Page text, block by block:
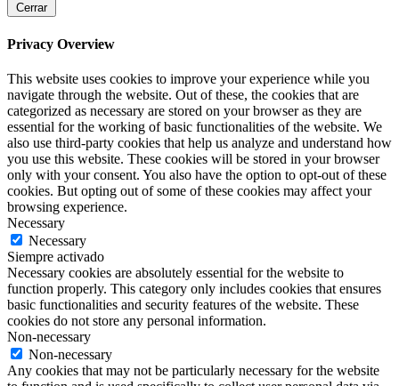
Cerrar
Privacy Overview
This website uses cookies to improve your experience while you
navigate through the website. Out of these, the cookies that are
categorized as necessary are stored on your browser as they are
essential for the working of basic functionalities of the website. We
also use third-party cookies that help us analyze and understand how
you use this website. These cookies will be stored in your browser
only with your consent. You also have the option to opt-out of these
cookies. But opting out of some of these cookies may affect your
browsing experience.
Necessary
Necessary
Siempre activado
Necessary cookies are absolutely essential for the website to
function properly. This category only includes cookies that ensures
basic functionalities and security features of the website. These
cookies do not store any personal information.
Non-necessary
Non-necessary
Any cookies that may not be particularly necessary for the website